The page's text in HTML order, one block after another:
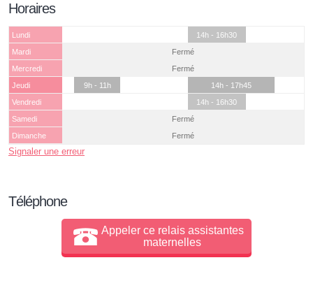
Horaires
Lundi
14h - 16h30
Mardi
Fermé
Mercredi
Fermé
Jeudi
9h - 11h
14h - 17h45
Vendredi
14h - 16h30
Samedi
Fermé
Dimanche
Fermé
Signaler une erreur
Téléphone
Appeler ce relais assistantes
maternelles